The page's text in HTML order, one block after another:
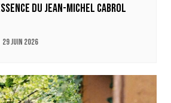
du Jean-Michel Cabrol
29 juin 2026